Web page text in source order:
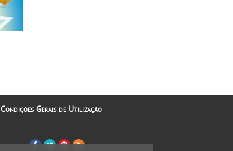
Condições Gerais de Utilização